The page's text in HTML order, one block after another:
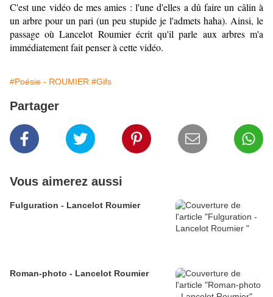
C'est une vidéo de mes amies : l'une d'elles a dû faire un câlin à
un arbre pour un pari (un peu stupide je l'admets haha). Ainsi, le
passage où Lancelot Roumier écrit qu'il parle aux arbres m'a
immédiatement fait penser à cette vidéo.
#Poésie - ROUMIER #Gifs
Partager
Vous aimerez aussi
Fulguration - Lancelot Roumier
Roman-photo - Lancelot Roumier